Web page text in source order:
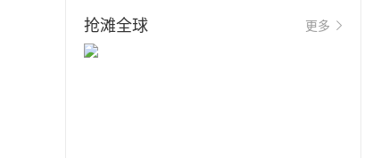
抢滩全球 更多